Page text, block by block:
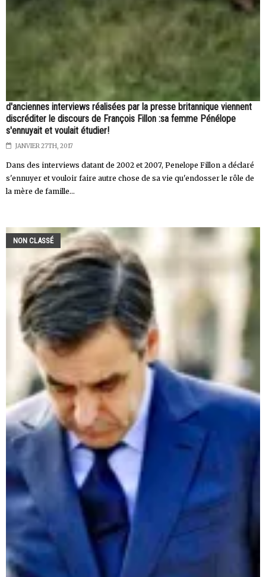
d'anciennes interviews réalisées par la presse britannique viennent
discréditer le discours de François Fillon :sa femme Pénélope
s'ennuyait et voulait étudier!
JANVIER 27TH, 2017
Dans des interviews datant de 2002 et 2007, Penelope Fillon a déclaré
s'ennuyer et vouloir faire autre chose de sa vie qu'endosser le rôle de
la mère de famille...
NON CLASSÉ